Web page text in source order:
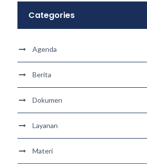
Categories
Agenda
Berita
Dokumen
Layanan
Materi